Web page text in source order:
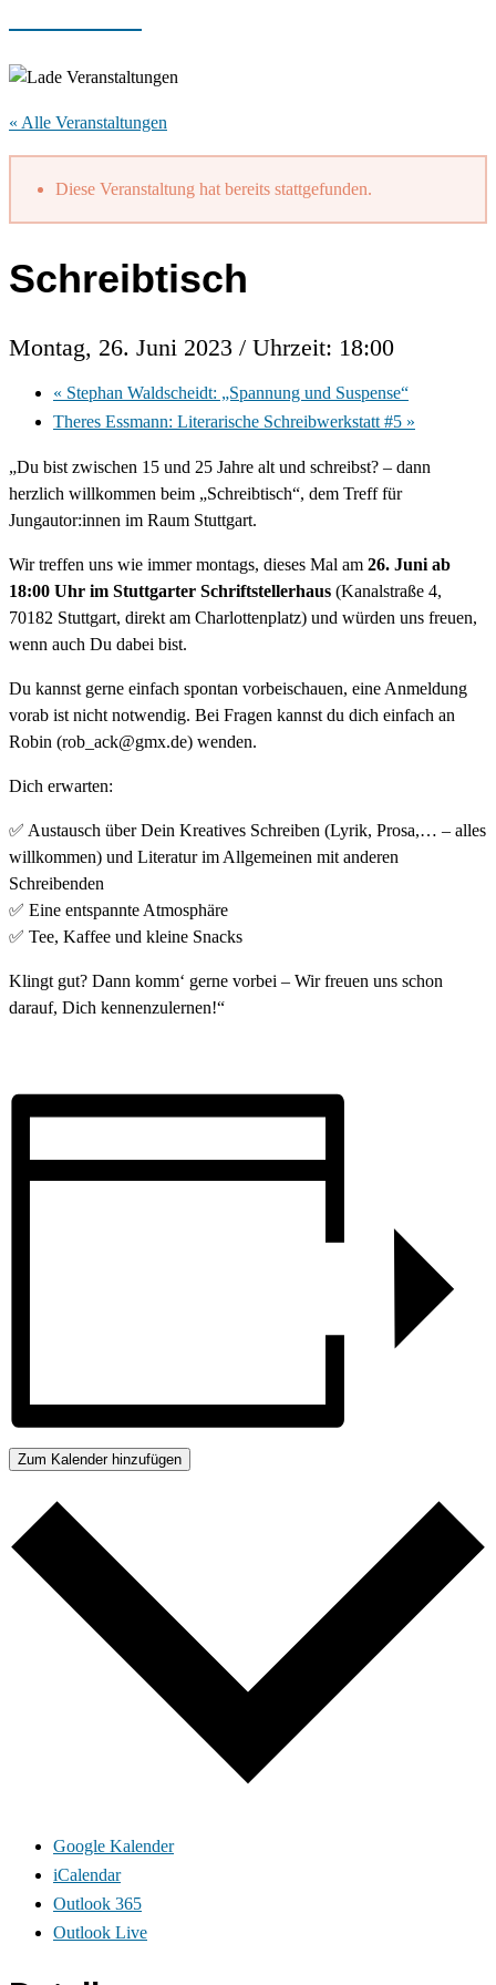
« Alle Veranstaltungen
Diese Veranstaltung hat bereits stattgefunden.
Schreibtisch
Montag, 26. Juni 2023 / Uhrzeit: 18:00
« Stephan Waldscheidt: „Spannung und Suspense“
Theres Essmann: Literarische Schreibwerkstatt #5 »
„Du bist zwischen 15 und 25 Jahre alt und schreibst? – dann
herzlich willkommen beim „Schreibtisch“, dem Treff für
Jungautor:innen im Raum Stuttgart.
Wir treffen uns wie immer montags, dieses Mal am 26. Juni ab
18:00 Uhr im Stuttgarter Schriftstellerhaus (Kanalstraße 4,
70182 Stuttgart, direkt am Charlottenplatz) und würden uns freuen,
wenn auch Du dabei bist.
Du kannst gerne einfach spontan vorbeischauen, eine Anmeldung
vorab ist nicht notwendig. Bei Fragen kannst du dich einfach an
Robin (rob_ack@gmx.de) wenden.
Dich erwarten:
✅ Austausch über Dein Kreatives Schreiben (Lyrik, Prosa,… – alles
willkommen) und Literatur im Allgemeinen mit anderen
Schreibenden
✅ Eine entspannte Atmosphäre
✅ Tee, Kaffee und kleine Snacks
Klingt gut? Dann komm‘ gerne vorbei – Wir freuen uns schon
darauf, Dich kennenzulernen!“
Zum Kalender hinzufügen
Google Kalender
iCalendar
Outlook 365
Outlook Live